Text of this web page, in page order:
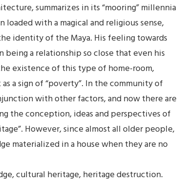
summarizes in its “mooring” millennia
with a magical and religious sense,
identity of the Maya. His feeling towards
being a relationship so close that even his
existence of this type of home-room,
a sign of “poverty”. In the community of
with other factors, and now there are
the conception, ideas and perspectives of
However, since almost all older people,
materialized in a house when they are no
cultural heritage, heritage destruction.